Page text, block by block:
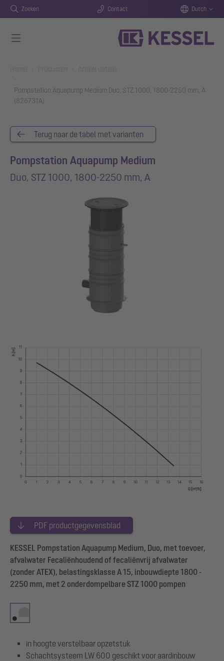
Zoeken Contact Dutch
Pompstation Aquapump Medium Duo, STZ 1000, 1800-2250 mm, A
(826731A)
Terug naar de tabel met varianten
Pompstation Aquapump Medium
Duo, STZ 1000, 1800-2250 mm, A
PDF productgegevensblad
KESSEL Pompstation Aquapump Medium, Duo, met toevoer,
afvalwater Fecaliënhoudend of fecaliënvrij afvalwater
(zonder ATEX), belastingsklasse A 15, inbouwdiepte 1800 -
2250 mm, met 2 onderdompelbare STZ 1000 pompen
in hoogte verstelbaar opzetstuk
Schachtsysteem LW 600 geschikt voor aardinbouw